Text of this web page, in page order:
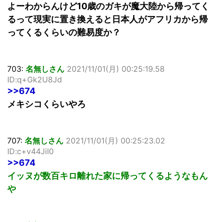
よーわからんけど10歳のガキが魔大陸から帰ってく
るって現実に置き換えると日本人がアフリカから帰
ってくるくらいの難易度か？
703: 名無しさん 2021/11/01(月) 00:25:19.58
ID:q+Gk2U8Jd
>>674
メキシコくらいやろ
707: 名無しさん 2021/11/01(月) 00:25:23.02
ID:c+v44JiI0
>>674
イッヌが数百キロ離れた家に帰ってくるようなもん
や